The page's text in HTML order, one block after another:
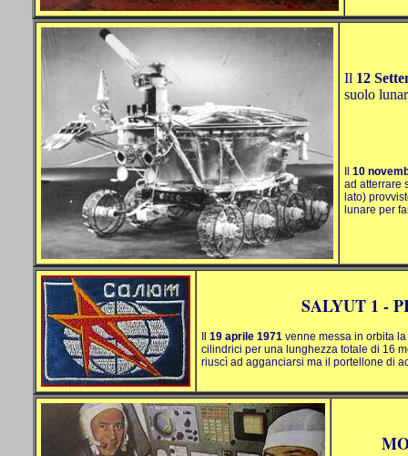
Il 12
suolo
10
ad atterrare
lato)
lunare per
SALYUT 1 -
19 aprile 1971 venne messa in orbita
cilindrici per una lunghezza totale di 16
riuscì ad agganciarsi ma il portellone di